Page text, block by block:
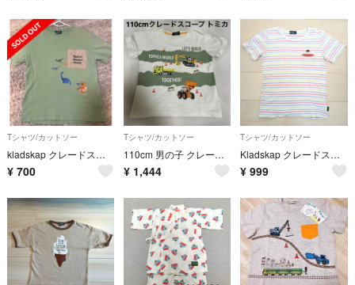
Tシャツ/カットソー
kladskap クレードスコープ 恐竜Tシャツ グリーン 120cm
¥ 700
Tシャツ/カットソー
110cm 男の子 クレードスコープ トミカ 半袖Tシャツ 工場作業車 はたらく車
¥ 1,444
Tシャツ/カットソー
Kladskap クレードスコープ マルチカラー ボーダー カメラ 刺繍 Tシャツ 130
¥ 999